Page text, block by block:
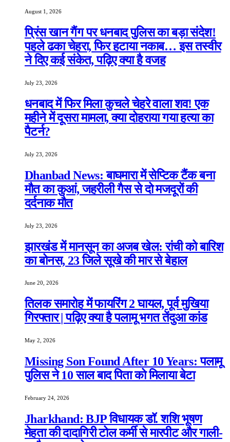
August 1, 2026
प्रिंस खान गैंग पर धनबाद पुलिस का बड़ा संदेश!
पहले ढका चेहरा, फिर हटाया नकाब… इस तस्वीर
ने दिए कई संकेत, पढ़िए क्या है वजह
July 23, 2026
धनबाद में फिर मिला कुचले चेहरे वाला शव! एक
महीने में दूसरा मामला, क्या दोहराया गया हत्या का
पैटर्न?
July 23, 2026
Dhanbad News: बाघमारा में सेप्टिक टैंक बना
मौत का कुआं, जहरीली गैस से दो मजदूरों की
दर्दनाक मौत
July 23, 2026
झारखंड में मानसून का अजब खेल: रांची को बारिश
का बोनस, 23 जिले सूखे की मार से बेहाल
June 20, 2026
तिलक समारोह में फायरिंग 2 घायल, पूर्व मुखिया
गिरफ्तार | पढ़िए क्या है पलामू भगत तेंदुआ कांड
May 2, 2026
Missing Son Found After 10 Years: पलामू
पुलिस ने 10 साल बाद पिता को मिलाया बेटा
February 24, 2026
Jharkhand: BJP विधायक डॉ. शशि भूषण
मेहता की दादागिरी टोल कर्मी से मारपीट और गाली-